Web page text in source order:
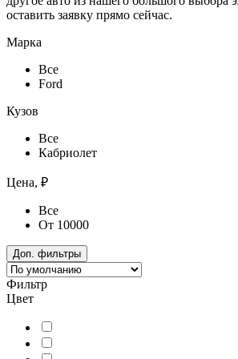
оставить заявку прямо сейчас.
Марка
Все
Ford
Кузов
Все
Кабриолет
Цена, ₽
Все
От 10000
Доп. фильтры
Фильтр
Цвет